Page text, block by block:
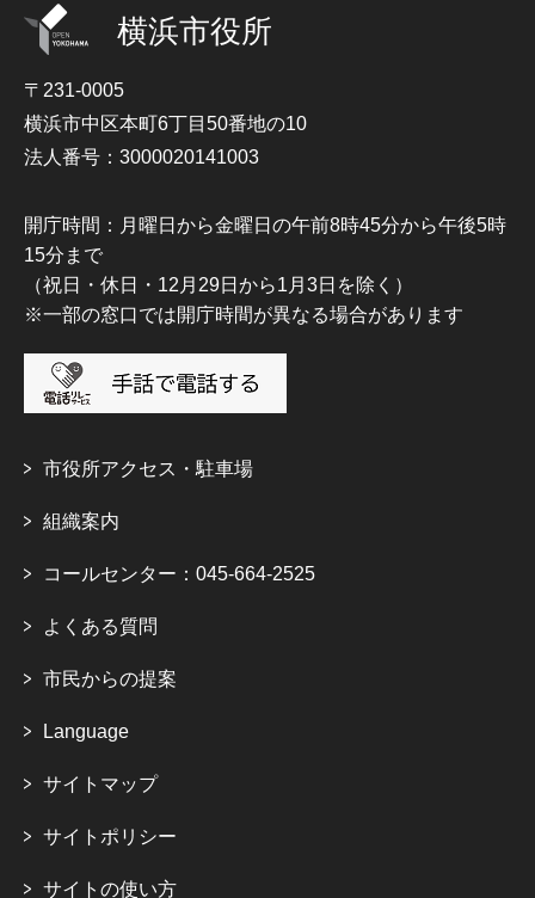
横浜市役所
〒231-0005
横浜市中区本町6丁目50番地の10
法人番号：3000020141003
開庁時間：月曜日から金曜日の午前8時45分から午後5時
15分まで
（祝日・休日・12月29日から1月3日を除く）
※一部の窓口では開庁時間が異なる場合があります
市役所アクセス・駐車場
組織案内
コールセンター：045-664-2525
よくある質問
市民からの提案
Language
サイトマップ
サイトポリシー
サイトの使い方